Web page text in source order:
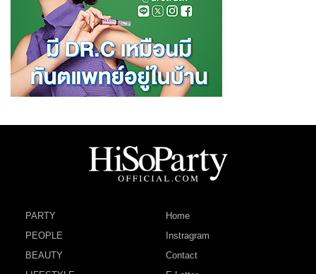
PARTY
PEOPLE
BEAUTY
Home
Instragram
Contact